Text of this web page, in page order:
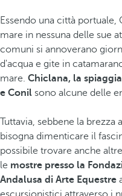
Essendo una città
mare in nessuna delle sue
comuni si annoverano
d'acqua e gite in
mare. Chiclana, la
e Conil sono alcune delle
Tuttavia, sebbene la brezza
bisogna dimenticare il
possibile trovare anche
le mostre presso la
Andalusa di Arte Equestre